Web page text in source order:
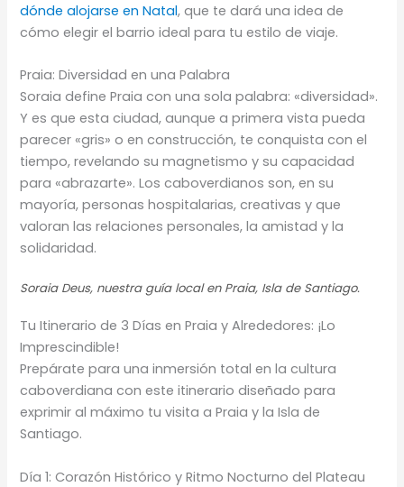
dónde alojarse en Natal, que te dará una idea de
cómo elegir el barrio ideal para tu estilo de viaje.
Praia: Diversidad en una Palabra
Soraia define Praia con una sola palabra: «diversidad».
Y es que esta ciudad, aunque a primera vista pueda
parecer «gris» o en construcción, te conquista con el
tiempo, revelando su magnetismo y su capacidad
para «abrazarte». Los caboverdianos son, en su
mayoría, personas hospitalarias, creativas y que
valoran las relaciones personales, la amistad y la
solidaridad.
Soraia Deus, nuestra guía local en Praia, Isla de Santiago.
Tu Itinerario de 3 Días en Praia y Alrededores: ¡Lo
Imprescindible!
Prepárate para una inmersión total en la cultura
caboverdiana con este itinerario diseñado para
exprimir al máximo tu visita a Praia y la Isla de
Santiago.
Día 1: Corazón Histórico y Ritmo Nocturno del Plateau